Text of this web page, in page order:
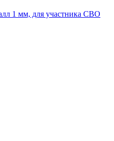
1 мм, для участника СВО